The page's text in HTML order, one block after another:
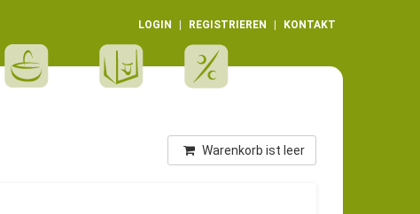
LOGIN REGISTRIEREN KONTAKT
Warenkorb ist leer